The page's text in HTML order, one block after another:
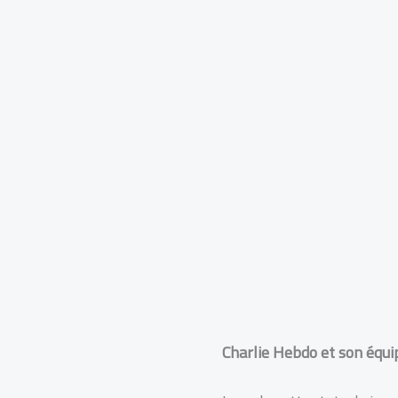
Charlie Hebdo et son